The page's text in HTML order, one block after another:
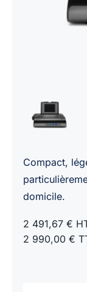
Compact,
domicile.
2 491,67 €
2 990,00 €